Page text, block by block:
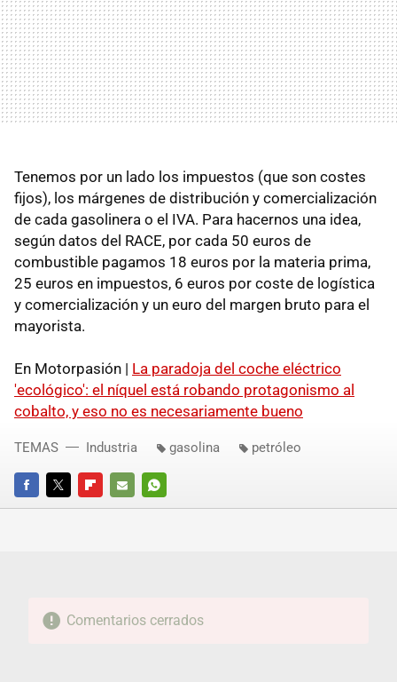
Tenemos por un lado los impuestos (que son costes
fijos), los márgenes de distribución y comercialización
de cada gasolinera o el IVA. Para hacernos una idea,
según datos del RACE, por cada 50 euros de
combustible pagamos 18 euros por la materia prima,
25 euros en impuestos, 6 euros por coste de logística
y comercialización y un euro del margen bruto para el
mayorista.
En Motorpasión | La paradoja del coche eléctrico
'ecológico': el níquel está robando protagonismo al
cobalto, y eso no es necesariamente bueno
FACEBOOKTWITTERFLIPBOARD
E-
WHATSAPP
TEMAS Industria gasolina petróleo
Comentarios cerrados